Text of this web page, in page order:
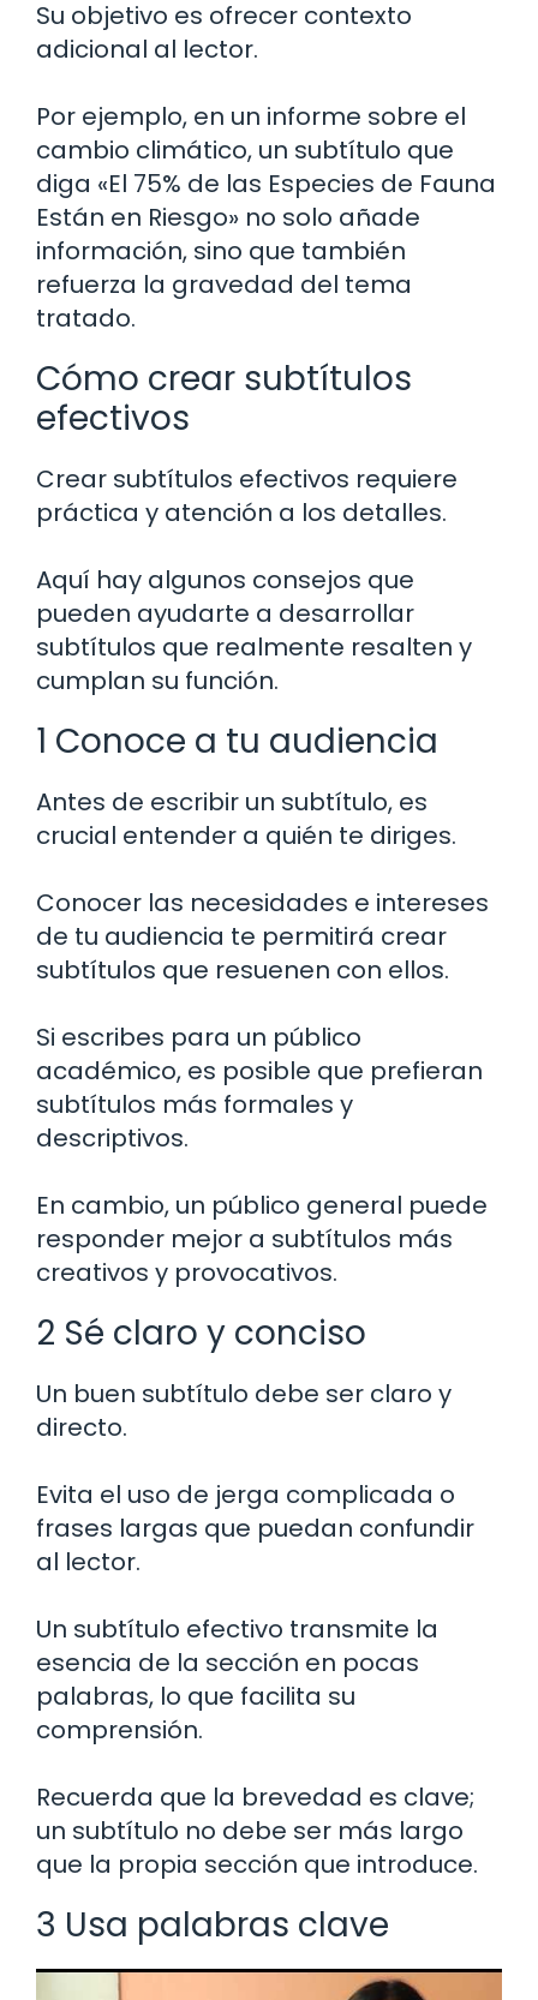
Su objetivo es ofrecer contexto
adicional al lector.
Por ejemplo, en un informe sobre el
cambio climático, un subtítulo que
diga «El 75% de las Especies de Fauna
Están en Riesgo» no solo añade
información, sino que también
refuerza la gravedad del tema
tratado.
Cómo crear subtítulos
efectivos
Crear subtítulos efectivos requiere
práctica y atención a los detalles.
Aquí hay algunos consejos que
pueden ayudarte a desarrollar
subtítulos que realmente resalten y
cumplan su función.
1 Conoce a tu audiencia
Antes de escribir un subtítulo, es
crucial entender a quién te diriges.
Conocer las necesidades e intereses
de tu audiencia te permitirá crear
subtítulos que resuenen con ellos.
Si escribes para un público
académico, es posible que prefieran
subtítulos más formales y
descriptivos.
En cambio, un público general puede
responder mejor a subtítulos más
creativos y provocativos.
2 Sé claro y conciso
Un buen subtítulo debe ser claro y
directo.
Evita el uso de jerga complicada o
frases largas que puedan confundir
al lector.
Un subtítulo efectivo transmite la
esencia de la sección en pocas
palabras, lo que facilita su
comprensión.
Recuerda que la brevedad es clave;
un subtítulo no debe ser más largo
que la propia sección que introduce.
3 Usa palabras clave